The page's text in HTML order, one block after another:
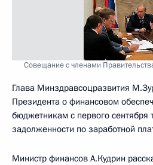
Совещание с членами
Глава Минздравсоцразвития
Президента о финансовом
бюджетникам с первого сентября
задолженности по заработной
Министр финансов А.Кудрин